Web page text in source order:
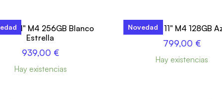
Air 11" M4 256GB Blanco
Estrella
939,00 €
Hay existencias
Novedad
iPad Air 11" M4 128GB
799,00 €
Hay existencias